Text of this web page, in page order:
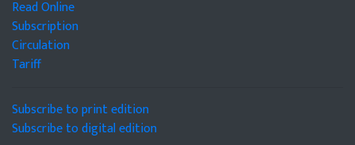
Read Online
Subscription
Circulation
Tariff
Subscribe to print edition
Subscribe to digital edition